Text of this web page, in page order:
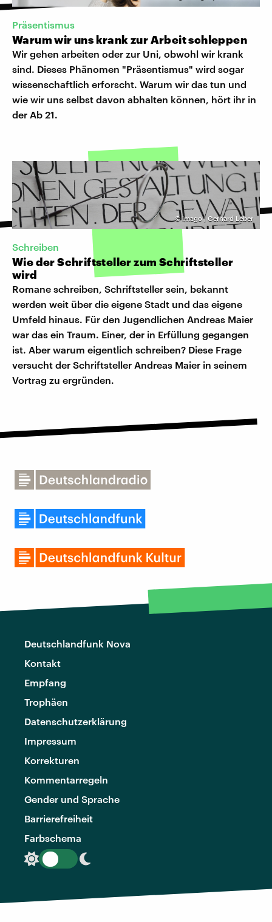
Präsentismus
Warum wir uns krank zur Arbeit schleppen
Wir gehen arbeiten oder zur Uni, obwohl wir krank
sind. Dieses Phänomen "Präsentismus" wird sogar
wissenschaftlich erforscht. Warum wir das tun und
wie wir uns selbst davon abhalten können, hört ihr in
der Ab 21.
©imago | Gerhard Leber
Schreiben
Wie der Schriftsteller zum Schriftsteller
wird
Romane schreiben, Schriftsteller sein, bekannt
werden weit über die eigene Stadt und das eigene
Umfeld hinaus. Für den Jugendlichen Andreas Maier
war das ein Traum. Einer, der in Erfüllung gegangen
ist. Aber warum eigentlich schreiben? Diese Frage
versucht der Schriftsteller Andreas Maier in seinem
Vortrag zu ergründen.
Deutschlandfunk Nova
Kontakt
Empfang
Trophäen
Datenschutzerklärung
Impressum
Korrekturen
Kommentarregeln
Gender und Sprache
Barrierefreiheit
Farbschema